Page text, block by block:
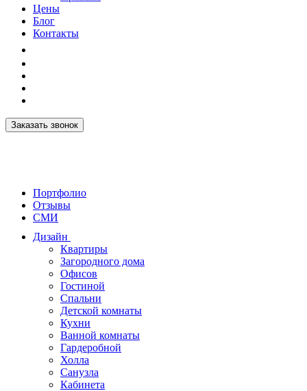
Цены
Блог
Контакты
Заказать звонок
Портфолио
Отзывы
СМИ
Дизайн
Квартиры
Загородного дома
Офисов
Гостиной
Спальни
Детской комнаты
Кухни
Ванной комнаты
Гардеробной
Холла
Санузла
Кабинета